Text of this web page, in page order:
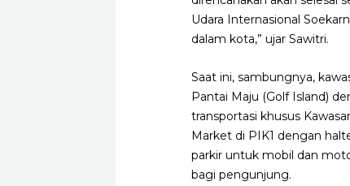
Udara Internasional
dalam kota,” ujar Sawitri.
Saat ini, sambungnya,
Pantai Maju (Golf Island)
transportasi khusus
Market di PIK1 dengan
parkir untuk mobil dan
bagi pengunjung.